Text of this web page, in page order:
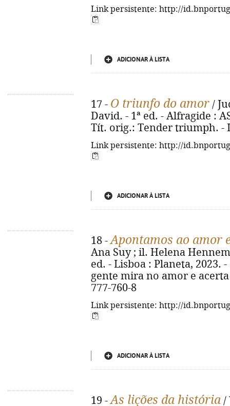
Link persistente: http://
ADICIONAR À LISTA
17 - O triunfo do amor /
David. - 1ª ed. - Alfragide :
Tít. orig.: Tender triumph. -
Link persistente: http://
ADICIONAR À LISTA
18 -Apontamos ao amor
Ana Suy ; il. Helena
ed. - Lisboa : Planeta, 2023.
gente mira no amor e
777-760-8
Link persistente: http://
ADICIONAR À LISTA
19 -As lições da história /